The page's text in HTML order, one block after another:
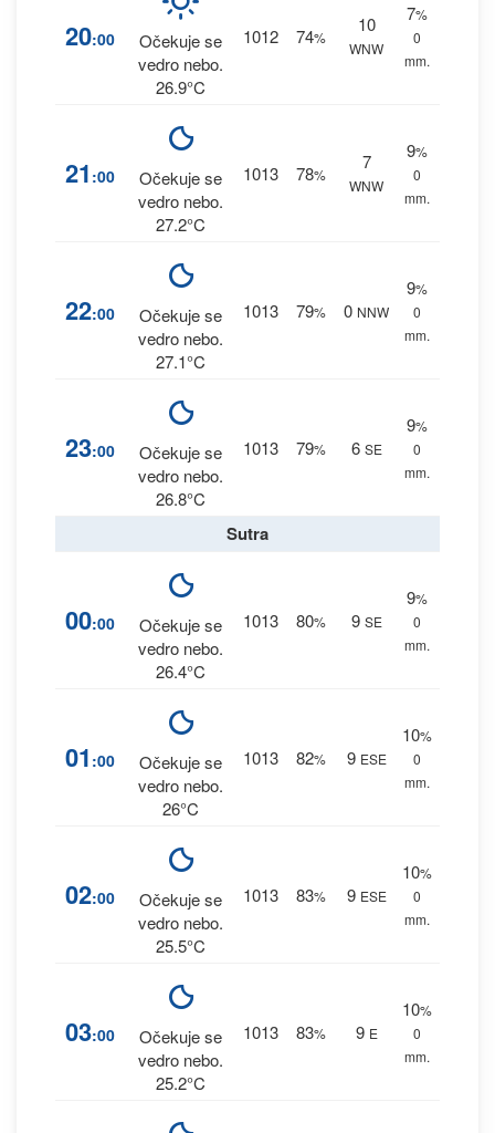
20:00
Očekuje se
vedro nebo.
26.9°C
1012 74%
10
WNW
7%
0
mm.
21 :00
Očekuje se
vedro nebo.
27.2°C
1013 78%
7
WNW
9%
0
mm.
22:00
Očekuje se
vedro nebo.
27.1°C
1013 79% 0 NNW
9%
0
mm.
23:00
Očekuje se
vedro nebo.
26.8°C
1013 79% 6 SE
9%
0
mm.
Sutra
00:00
Očekuje se
vedro nebo.
26.4°C
1013 80% 9 SE
9%
0
mm.
01 :00
Očekuje se
vedro nebo.
26°C
1013 82% 9 ESE
10%
0
mm.
02:00
Očekuje se
vedro nebo.
25.5°C
1013 83% 9 ESE
10%
0
mm.
03:00
Očekuje se
vedro nebo.
25.2°C
1013 83% 9 E
10%
0
mm.